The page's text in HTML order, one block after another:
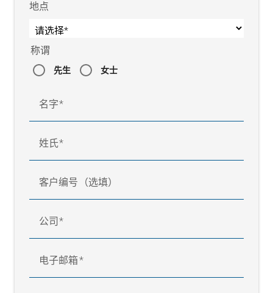
地点
称谓
先生 女士
名字
姓氏
客户编号（选填）
公司
电子邮箱